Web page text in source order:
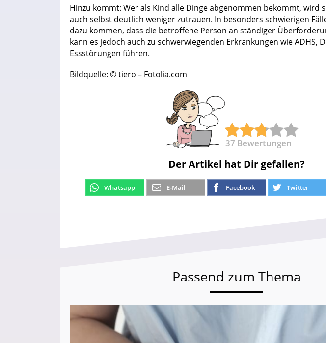
Hinzu kommt: Wer als Kind alle Dinge abgenommen bekommt, wird
auch selbst deutlich weniger zutrauen. In besonders schwierigen
dazu kommen, dass die betroffene Person an ständiger
kann es jedoch auch zu schwerwiegenden Erkrankungen wie ADHS,
Essstörungen führen.
Bildquelle: © tiero – Fotolia.com
37 Bewertungen
Der Artikel hat Dir gefallen?
Whatsapp E-Mail Facebook Twitter
Passend zum Thema
Obdachloser
Nach